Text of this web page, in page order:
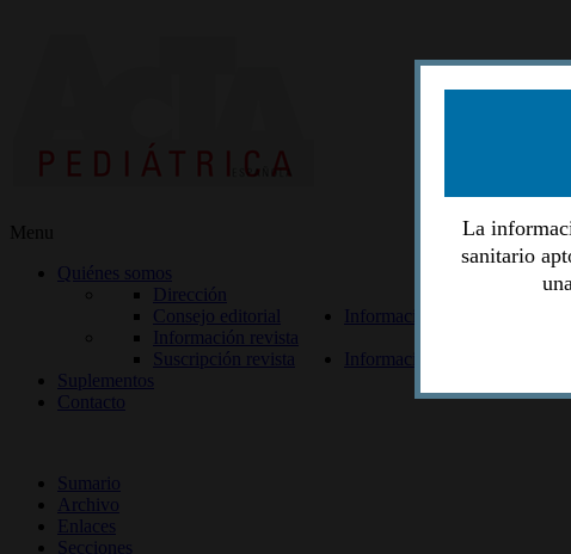
Menu
Quiénes somos
Dirección
Consejo editorial
Información lectores
Información revista
Suscripción revista
Información autores
Suplementos
Contacto
Sumario
Archivo
Enlaces
Secciones
La
sanitario